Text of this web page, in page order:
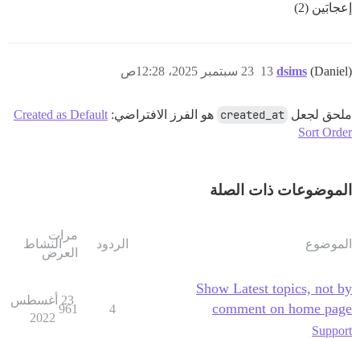
إعجابَين (2)
dsims (Daniel) 23 سبتمبر 2025، 12:28ص 13
ملحق لجعل created_at هو الفرز الافتراضي: Created as Default
Sort Order
الموضوعات ذات الصلة
الموضوع الردود
مرات
العرض
النشاط
Show Latest topics, not by
comment on home page
Support
4
961
23 أغسطس
2022